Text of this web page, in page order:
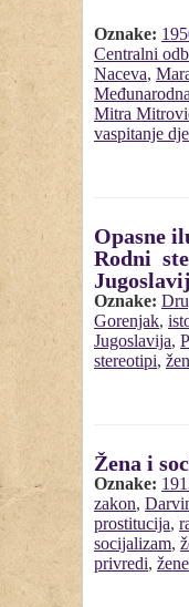
Oznake:
Centralni
Naceva,
Mitra
vaspitanje
Opasne
Rodni
Oznake:
Gorenjak,
Jugoslavija,
stereotipi,
Žena i
Oznake:
zakon,
prostitucija,
socijalizam,
privredi,